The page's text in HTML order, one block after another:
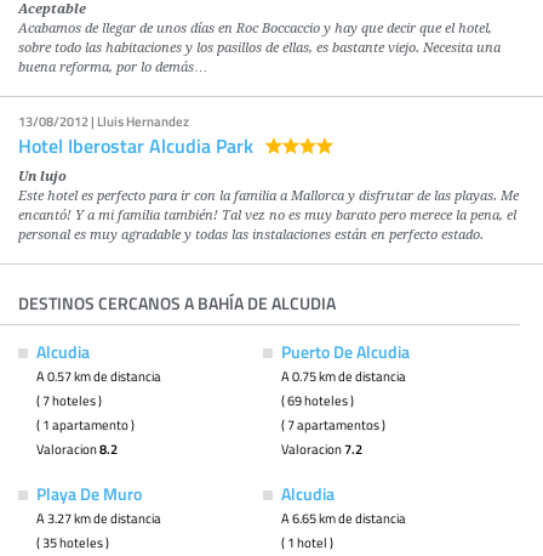
Aceptable
Acabamos de llegar de unos días en Roc Boccaccio y hay que decir que el hotel,
sobre todo las habitaciones y los pasillos de ellas, es bastante viejo. Necesita una
buena reforma, por lo demás…
13/08/2012 | Lluis Hernandez
Hotel Iberostar Alcudia Park
Un lujo
Este hotel es perfecto para ir con la familia a Mallorca y disfrutar de las playas. Me
encantó! Y a mi familia también! Tal vez no es muy barato pero merece la pena, el
personal es muy agradable y todas las instalaciones están en perfecto estado.
DESTINOS CERCANOS A BAHÍA DE ALCUDIA
Alcudia
A 0.57 km de distancia
( 7 hoteles )
( 1 apartamento )
Valoracion8.2
Puerto De Alcudia
A 0.75 km de distancia
( 69 hoteles )
( 7 apartamentos )
Valoracion7.2
Playa De Muro
A 3.27 km de distancia
( 35 hoteles )
Alcudia
A 6.65 km de distancia
( 1 hotel )